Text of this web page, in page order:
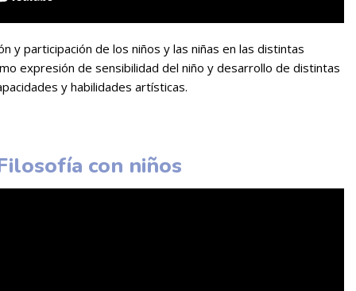
y participación de los niños y las niñas en las distintas
expresión de sensibilidad del niño y desarrollo de distintas
y habilidades artísticas.
con niños